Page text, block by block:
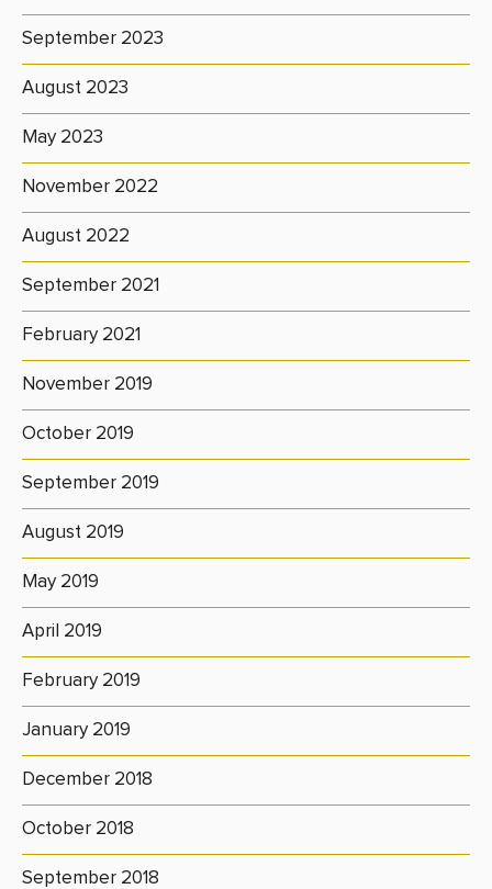
September 2023
August 2023
May 2023
November 2022
August 2022
September 2021
February 2021
November 2019
October 2019
September 2019
August 2019
May 2019
April 2019
February 2019
January 2019
December 2018
October 2018
September 2018